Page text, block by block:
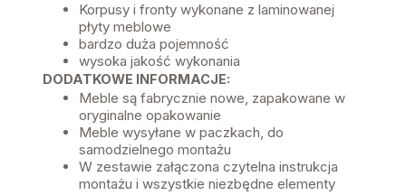
Korpusy i fronty wykonane z laminowanej
płyty meblowe
bardzo duża pojemność
wysoka jakość wykonania
DODATKOWE INFORMACJE:
Meble są fabrycznie nowe, zapakowane w
oryginalne opakowanie
Meble wysyłane w paczkach, do
samodzielnego montażu
W zestawie załączona czytelna instrukcja
montażu i wszystkie niezbędne elementy